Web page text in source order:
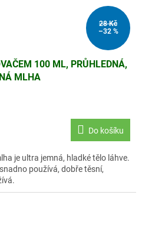
28 Kč
–32 %
100 ML, PRŮHLEDNÁ,
MLHA
Do košíku
je ultra jemná, hladké tělo láhve.
používá, dobře těsní,